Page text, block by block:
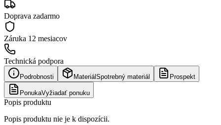
Doprava zadarmo
Záruka 12 mesiacov
Technická podpora
Podrobnosti Materiál Spotrebný materiál Prospekt
PonukaVyžiadať ponuku
Popis produktu
Popis produktu nie je k dispozícii.